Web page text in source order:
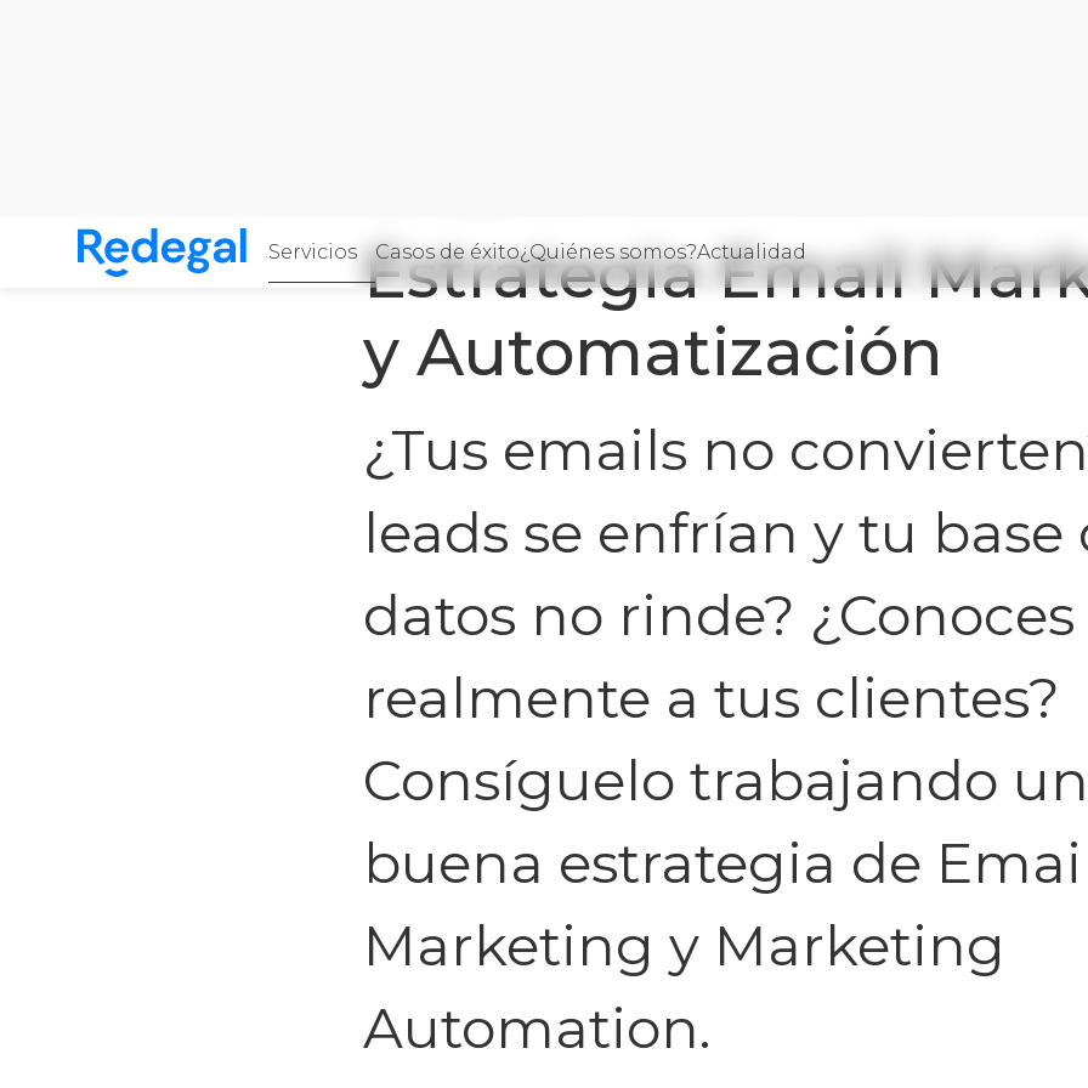
Skip to content
Redegal. Agencia de Marketing digital y desarrollo
Servicios Casos de éxito¿Quiénes somos?Actualidad
Estrategia Email
y Automatización
¿Tus emails no
leads se enfrían y tu base
datos no rinde? ¿Conoces
realmente a tus clientes?
Consíguelo trabajando
buena estrategia de
Marketing y Marketing
Automation.